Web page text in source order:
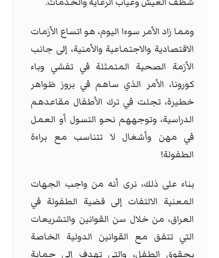
ومما زاد الأمر سوءا اليوم، هو اتساع الأزمات
الاقتصادية والاجتماعية والأمنية، إلى جانب
الأزمة الصحية المتمثلة في تفشي وباء
كورونا، الأمر الذي ساهم في بروز ظواهر
خطيرة، تجلت في ترك الأطفال مقاعدهم
الدراسية، وتوجههم نحو التسول أو العمل
في مهن وأشغال لا تتناسب مع براءة
الطفولة!
بناء على ذلك، نرى أنه من واجب الجهات
المعنية الالتفات إلى قضية الطفولة في
العراق، من خلال سن القوانين والتشريعات
التي تتفق مع القوانين الدولية الخاصة
بحقوق الطفل، والتي تهدف إلى حماية